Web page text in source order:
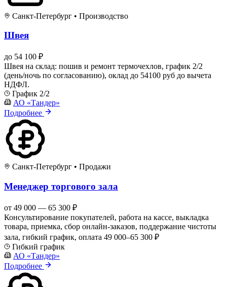
Санкт-Петербург • Производство
Швея
до 54 100 ₽
Швея на склад: пошив и ремонт термочехлов, график 2/2
(день/ночь по согласованию), оклад до 54100 руб до вычета
НДФЛ.
График 2/2
АО «Тандер»
Подробнее
Санкт-Петербург • Продажи
Менеджер торгового зала
от 49 000 — 65 300 ₽
Консультирование покупателей, работа на кассе, выкладка
товара, приемка, сбор онлайн-заказов, поддержание чистоты
зала, гибкий график, оплата 49 000–65 300 ₽
Гибкий график
АО «Тандер»
Подробнее